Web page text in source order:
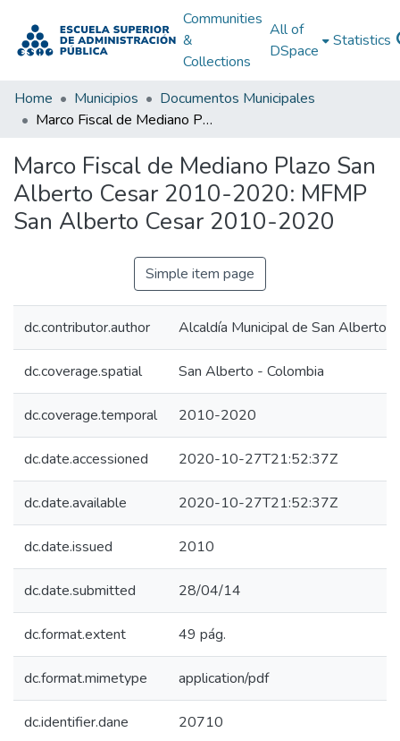
Communities
&
Collections
All of
DSpace
Statistics
Home Municipios
Documentos Municipales
Marco Fiscal de Mediano Plazo San Alberto Cesar 2010-2020: MFMP San Alberto Cesar 2010-2020
Marco Fiscal de Mediano Plazo San
Alberto Cesar 2010-2020: MFMP
San Alberto Cesar 2010-2020
Simple item page
dc.contributor.author Alcaldía Municipal de San Alberto
dc.coverage.spatial San Alberto - Colombia
dc.coverage.temporal 2010-2020
dc.date.accessioned 2020-10-27T21:52:37Z
dc.date.available 2020-10-27T21:52:37Z
dc.date.issued 2010
dc.date.submitted 28/04/14
dc.format.extent 49 pág.
dc.format.mimetype application/pdf
dc.identifier.dane 20710